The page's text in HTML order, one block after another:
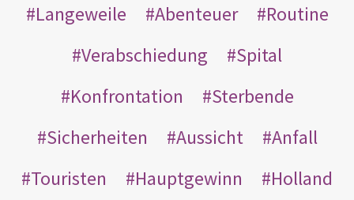
Langeweile
Abenteuer
Routine
Verabschiedung
Spital
Konfrontation
Sterbende
Sicherheiten
Aussicht
Anfall
Touristen
Hauptgewinn Holland